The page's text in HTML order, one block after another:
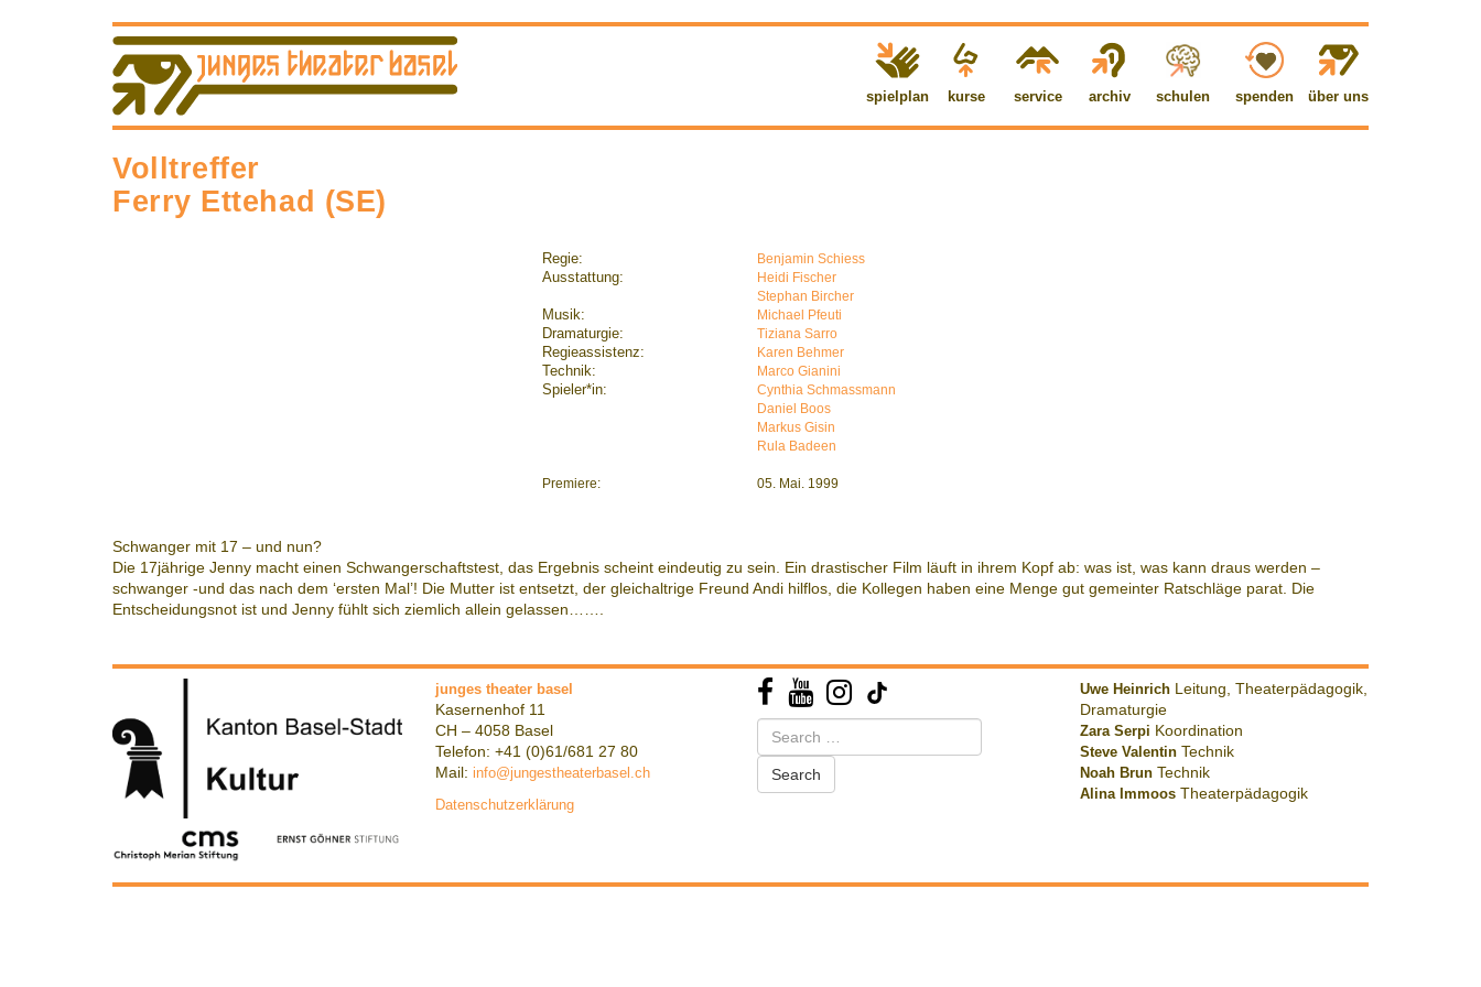
spielplan kurse service archiv schulen spenden über uns
Volltreffer
Ferry Ettehad (SE)
Regie:
Benjamin Schiess
Ausstattung:
Heidi Fischer
Stephan Bircher
Musik:
Michael Pfeuti
Dramaturgie:
Tiziana Sarro
Regieassistenz:
Karen Behmer
Technik:
Marco Gianini
Spieler*in:
Cynthia Schmassmann
Daniel Boos
Markus Gisin
Rula Badeen
Premiere: 05. Mai. 1999
Schwanger mit 17 – und nun?
Die 17jährige Jenny macht einen Schwangerschaftstest, das Ergebnis scheint eindeutig zu sein. Ein drastischer Film läuft in ihrem Kopf ab: was ist, was kann draus werden –
schwanger -und das nach dem ‘ersten Mal’! Die Mutter ist entsetzt, der gleichaltrige Freund Andi hilflos, die Kollegen haben eine Menge gut gemeinter Ratschläge parat. Die
Entscheidungsnot ist und Jenny fühlt sich ziemlich allein gelassen…….
junges theater basel
Kasernenhof 11
CH – 4058 Basel
Telefon: +41 (0)61/681 27 80
Mail: info@jungestheaterbasel.ch
Datenschutzerklärung
Search
for:
Uwe Heinrich
Leitung, Theaterpädagogik,
Dramaturgie
Zara Serpi Koordination
Steve Valentin Technik
Noah Brun Technik
Alina Immoos Theaterpädagogik